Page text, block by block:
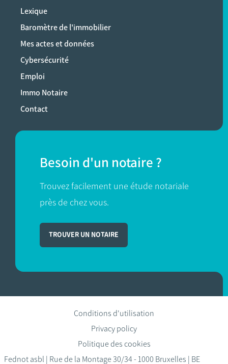
Lexique
Baromètre de l'immobilier
Mes actes et données
Cybersécurité
Emploi
Immo Notaire
Contact
Besoin d'un notaire ?
Trouvez facilement une étude notariale
près de chez vous.
TROUVER UN NOTAIRE
Conditions d'utilisation
Privacy policy
Politique des cookies
Fednot asbl | Rue de la Montage 30/34 - 1000 Bruxelles | BE